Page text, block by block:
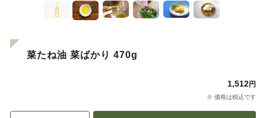
菜たね油 菜ばかり 470g
1,512円
※ 価格は税込です